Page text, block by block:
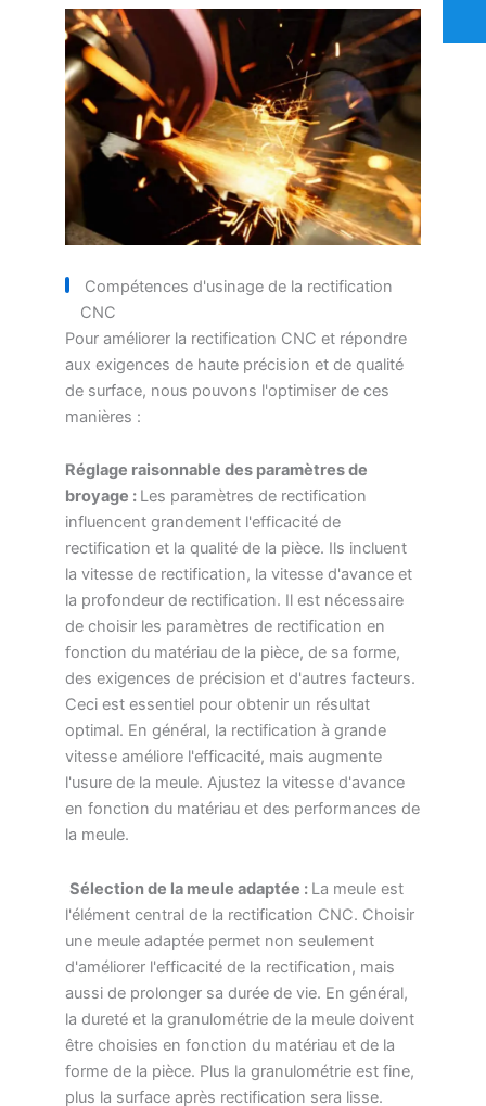
Compétences d'usinage de la rectification
CNC
Pour améliorer la rectification CNC et répondre
aux exigences de haute précision et de qualité
de surface, nous pouvons l'optimiser de ces
manières :
Réglage raisonnable des paramètres de
broyage : Les paramètres de rectification
influencent grandement l'efficacité de
rectification et la qualité de la pièce. Ils incluent
la vitesse de rectification, la vitesse d'avance et
la profondeur de rectification. Il est nécessaire
de choisir les paramètres de rectification en
fonction du matériau de la pièce, de sa forme,
des exigences de précision et d'autres facteurs.
Ceci est essentiel pour obtenir un résultat
optimal. En général, la rectification à grande
vitesse améliore l'efficacité, mais augmente
l'usure de la meule. Ajustez la vitesse d'avance
en fonction du matériau et des performances de
la meule.
Sélection de la meule adaptée : La meule est
l'élément central de la rectification CNC. Choisir
une meule adaptée permet non seulement
d'améliorer l'efficacité de la rectification, mais
aussi de prolonger sa durée de vie. En général,
la dureté et la granulométrie de la meule doivent
être choisies en fonction du matériau et de la
forme de la pièce. Plus la granulométrie est fine,
plus la surface après rectification sera lisse.